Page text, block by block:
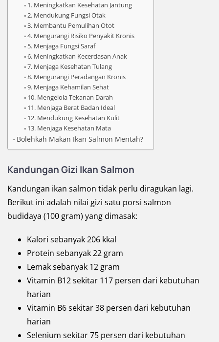
1. Meningkatkan Kesehatan Jantung
2. Mendukung Fungsi Otak
3. Membantu Pemulihan Otot
4. Mengurangi Risiko Penyakit Kronis
5. Menjaga Fungsi Saraf
6. Meningkatkan Kecerdasan Anak
7. Menjaga Kesehatan Tulang
8. Mengurangi Peradangan Kronis
9. Menjaga Kehamilan Sehat
10. Mengelola Tekanan Darah
11. Menjaga Berat Badan Ideal
12. Mendukung Kesehatan Kulit
13. Menjaga Kesehatan Mata
Bolehkah Makan Ikan Salmon Mentah?
Kandungan Gizi Ikan Salmon
Kandungan ikan salmon tidak perlu diragukan lagi.
Berikut ini adalah nilai gizi satu porsi salmon
budidaya (100 gram) yang dimasak:
Kalori sebanyak 206 kkal
Protein sebanyak 22 gram
Lemak sebanyak 12 gram
Vitamin B12 sekitar 117 persen dari kebutuhan
harian
Vitamin B6 sekitar 38 persen dari kebutuhan
harian
Selenium sekitar 75 persen dari kebutuhan